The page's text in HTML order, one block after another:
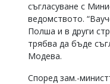
Колев,
office@flagman.bg
Коментарите
съгласуване с
ведомството.
Полша и в други
трябва да бъде
Модева.
Според зам.-